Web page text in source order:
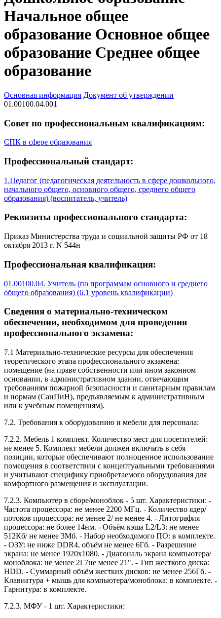
Начальное общее
образование Основное общее
образование Среднее общее
образование
Основная информация Документ об утверждении
01.00100.04.001
Совет по профессиональным квалификациям:
СПК в сфере образования
Профессиональный стандарт:
1.Педагог (педагогическая деятельность в сфере дошкольного,
начального общего, основного общего, среднего общего
образования) (воспитатель, учитель)
Реквизиты профессионального стандарта:
Приказ Министерства труда и социальной защиты РФ от 18
октября 2013 г. N 544н
Профессиональная квалификация:
01.00100.04. Учитель (по программам основного и среднего
общего образования) (6.1 уровень квалификации)
Сведения о материально-техническом
обеспечении, необходимом для проведения
профессионального экзамена:
7.1 Материально-технические ресурсы для обеспечения
теоретического этапа профессионального экзамена:
помещение (на праве собственности или ином законном
основании, в административном здании, отвечающим
требованиям пожарной безопасности и санитарным правилам
и нормам (СанПиН), предъявляемым к административным
или к учебным помещениям).
7.2. Требования к оборудованию и мебели для персонала:
7.2.2. Мебель 1 комплект. Количество мест для посетителей:
не менее 5. Комплект мебели должен включать в себя
позиции, которые обеспечивают полноценное использование
помещения в соответствии с концептуальными требованиями
и учитывают специфику приобретаемого оборудования для
комфортного размещения и эксплуатации.
7.2.3. Компьютер в сборе/моноблок - 5 шт. Характеристики: -
Частота процессора: не менее 2200 МГц. - Количество ядер/
потоков процессора: не менее 2/ не менее 4. - Литография
процессора: не более 14нм. - Объём кэша L2/L3: не менее
512Кб/ не менее 3Мб. - Набор необходимого ПО: в комплекте.
- ОЗУ: не ниже DDR4, объём не менее 6Гб. - Разрешение
экрана: не менее 1920x1080. - Диагональ экрана компьютера/
моноблока: не менее 2Г7не менее 21". - Тип жесткого диска:
HDD. - Суммарный объём жестких дисков: не менее 256Гб. -
Клавиатура + мышь для компьютера/моноблока: в комплекте. -
Гарнитура: в комплекте.
7.2.3. МФУ - 1 шт. Характеристики: